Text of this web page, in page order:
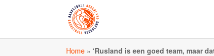
Home » ‘Rusland is een goed team, maar